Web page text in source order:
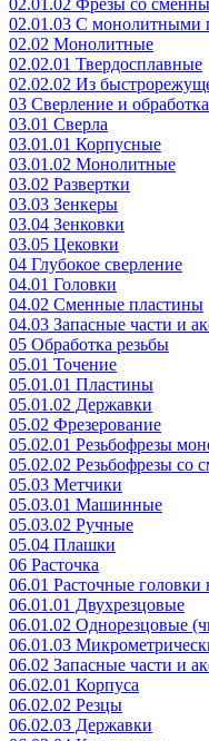
02.01.02 Фрезы со
02.01.03 С монолитными
02.02 Монолитные
02.02.01 Твердосплавные
02.02.02 Из
03 Сверление и
03.01 Сверла
03.01.01 Корпусные
03.01.02 Монолитные
03.02 Развертки
03.03 Зенкеры
03.04 Зенковки
03.05 Цековки
04 Глубокое сверление
04.01 Головки
04.02 Сменные пластины
04.03 Запасные части и
05 Обработка резьбы
05.01 Точение
05.01.01 Пластины
05.01.02 Державки
05.02 Фрезерование
05.02.01 Резьбофрезы
05.02.02 Резьбофрезы со
05.03 Метчики
05.03.01 Машинные
05.03.02 Ручные
05.04 Плашки
06 Расточка
06.01 Расточные головки
06.01.01 Двухрезцовые
06.01.02 Однорезцовые
06.01.03
06.02 Запасные части и
06.02.01 Корпуса
06.02.02 Резцы
06.02.03 Державки